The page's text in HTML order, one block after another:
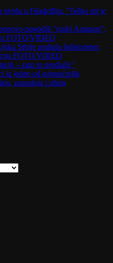
trejdu u Filadelfiju: "Teško mi je
pogodili "ruski Amazon";
FOTO/VIDEO
Srbije podigla helikoptere;
FOTO/VIDEO
– zato to predlaže"
iz jedne od najmoćnijih
napadaju i siluju